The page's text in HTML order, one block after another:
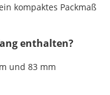
kompaktes Packmaß
enthalten?
und 83 mm